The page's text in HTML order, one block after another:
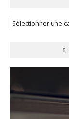
Recherche
5